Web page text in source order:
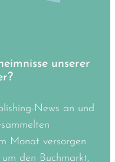
unserer
News an und
Monat versorgen
den Buchmarkt,